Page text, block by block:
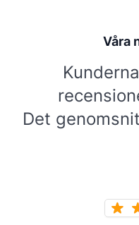
Våra
Det